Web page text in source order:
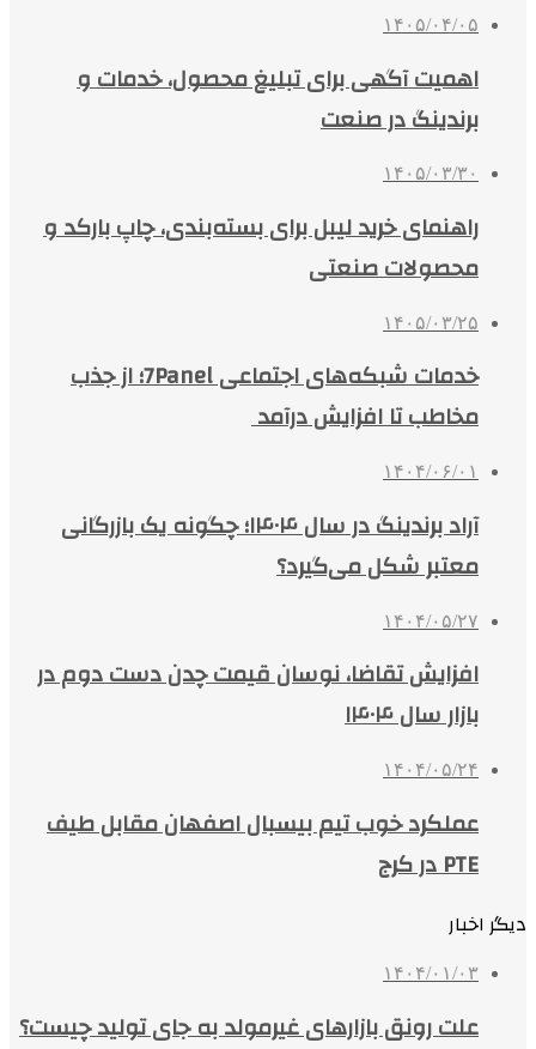
۱۴۰۵/۰۴/۰۵
اهمیت آگهی برای تبلیغ محصول، خدمات و
برندینگ در صنعت
۱۴۰۵/۰۳/۳۰
راهنمای خرید لیبل برای بسته‌بندی، چاپ بارکد و
محصولات صنعتی
۱۴۰۵/۰۳/۲۵
خدمات شبکه‌های اجتماعی 7Panel؛ از جذب
مخاطب تا افزایش درآمد
۱۴۰۴/۰۶/۰۱
آراد برندینگ در سال ۱۴۰۴؛ چگونه یک بازرگانی
معتبر شکل می‌گیرد؟
۱۴۰۴/۰۵/۲۷
افزایش تقاضا، نوسان قیمت چدن دست دوم در
بازار سال ۱۴۰۴
۱۴۰۴/۰۵/۲۴
عملکرد خوب تیم بیسبال اصفهان مقابل طیف
PTE در کرج
دیگر اخبار
۱۴۰۴/۰۱/۰۳
علت رونق بازارهای غیرمولد به جای تولید چیست؟